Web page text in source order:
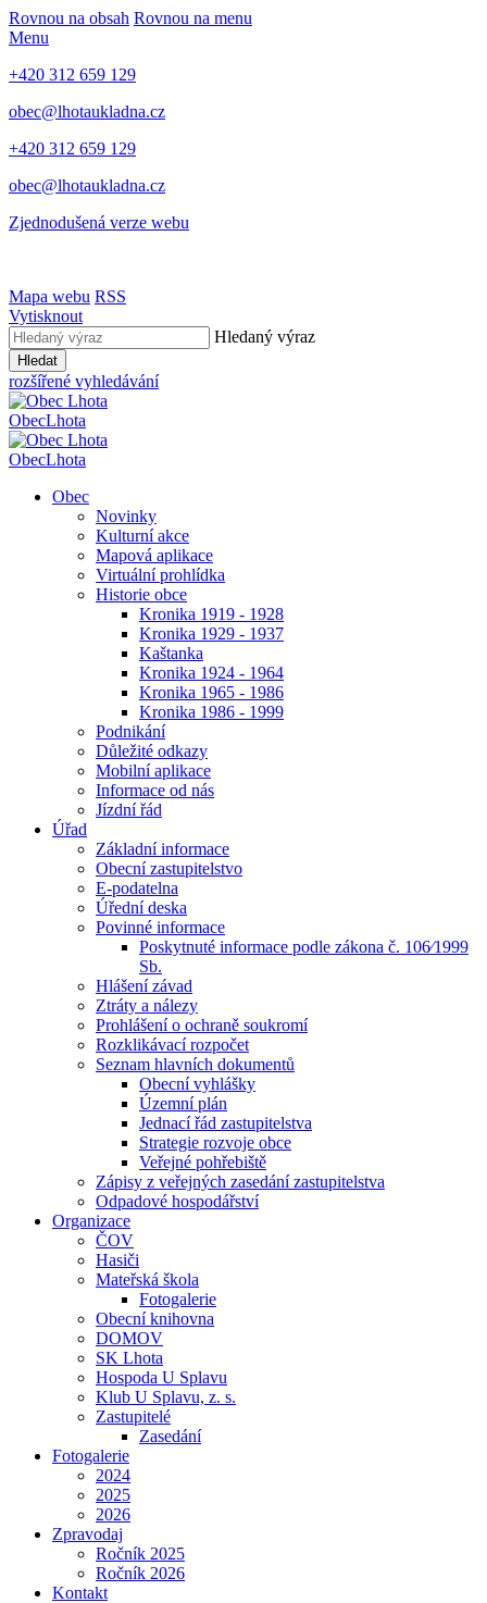
Rovnou na obsah Rovnou na menu
Menu
+420 312 659 129
obec@lhotaukladna.cz
+420 312 659 129
obec@lhotaukladna.cz
Zjednodušená verze webu
Mapa webu RSS
Vytisknout
Hledaný výraz
Hledat
rozšířené vyhledávání
ObecLhota
ObecLhota
Obec
Novinky
Kulturní akce
Mapová aplikace
Virtuální prohlídka
Historie obce
Kronika 1919 - 1928
Kronika 1929 - 1937
Kaštanka
Kronika 1924 - 1964
Kronika 1965 - 1986
Kronika 1986 - 1999
Podnikání
Důležité odkazy
Mobilní aplikace
Informace od nás
Jízdní řád
Úřad
Základní informace
Obecní zastupitelstvo
E-podatelna
Úřední deska
Povinné informace
Poskytnuté informace podle zákona č. 106⁄1999
Sb.
Hlášení závad
Ztráty a nálezy
Prohlášení o ochraně soukromí
Rozklikávací rozpočet
Seznam hlavních dokumentů
Obecní vyhlášky
Územní plán
Jednací řád zastupitelstva
Strategie rozvoje obce
Veřejné pohřebiště
Zápisy z veřejných zasedání zastupitelstva
Odpadové hospodářství
Organizace
ČOV
Hasiči
Mateřská škola
Fotogalerie
Obecní knihovna
DOMOV
SK Lhota
Hospoda U Splavu
Klub U Splavu, z. s.
Zastupitelé
Zasedání
Fotogalerie
2024
2025
2026
Zpravodaj
Ročník 2025
Ročník 2026
Kontakt